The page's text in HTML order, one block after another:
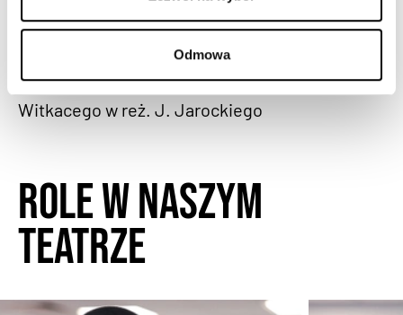
Odmowa
Polskiej”, Nagroda aktorska III stopnia na XIII
Festiwalu Szkół Teatralnych w Łodzi za role
Grabarza I i Sajetana w „Grzebaniu” wg
Witkacego w reż. J. Jarockiego
Role w naszym
teatrze